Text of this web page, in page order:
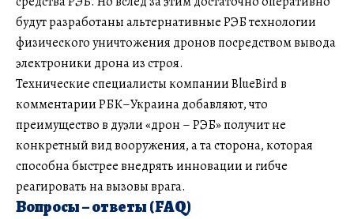
будут разработаны альтернативные РЭБ технологии
физического уничтожения дронов посредством вывода
электроники дрона из строя.
Технические специалисты компании BlueBird в
комментарии РБК–Украина добавляют, что
преимущество в дуэли «дрон – РЭБ» получит не
конкретный вид вооружения, а та сторона, которая
способна быстрее внедрять инновации и гибче
реагировать на вызовы врага.
Вопросы – ответы (FAQ)